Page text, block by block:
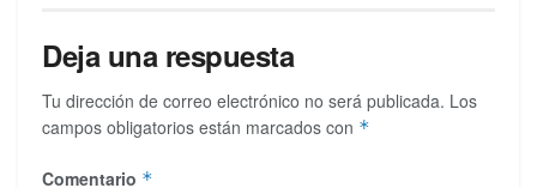
Deja una respuesta
Tu dirección de correo electrónico no será publicada. Los
campos obligatorios están marcados con *
Comentario *